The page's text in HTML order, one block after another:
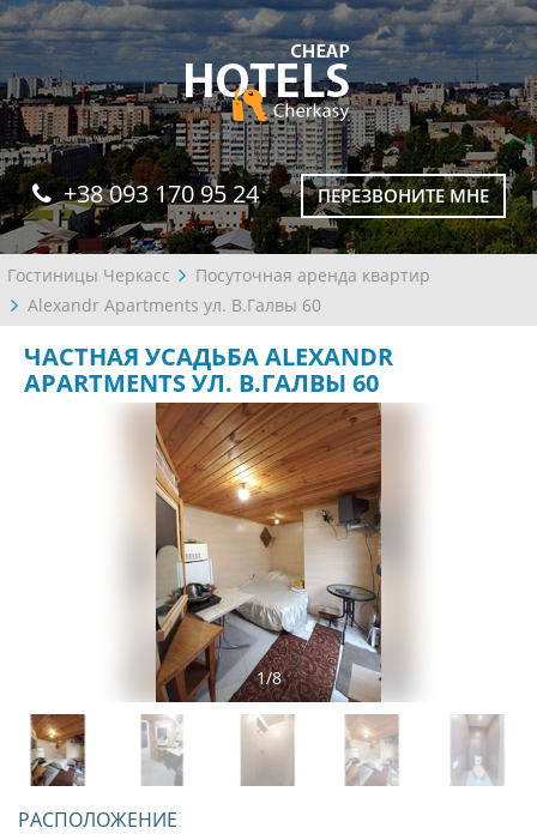
+38 093 170 95 24 ПЕРЕЗВОНИТЕ МНЕ
Гостиницы Черкасс
Посуточная аренда квартир
Alexandr Apartments ул. В.Галвы 60
ЧАСТНАЯ УСАДЬБА ALEXANDR
APARTMENTS УЛ. В.ГАЛВЫ 60
1/8
РАСПОЛОЖЕНИЕ